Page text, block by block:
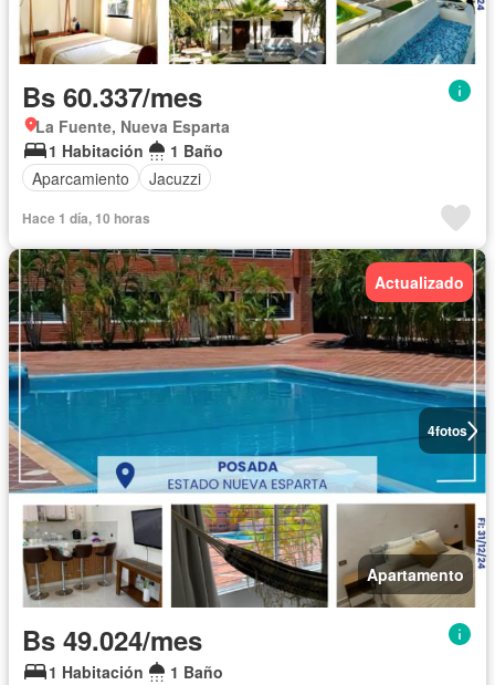
Bs 60.337/mes
La Fuente, Nueva Esparta
1 Habitación
1 Baño
Aparcamiento
Jacuzzi
Hace 1 día, 10 horas
4fotos
Actualizado
Apartamento
Bs 49.024/mes
1 Habitación
1 Baño